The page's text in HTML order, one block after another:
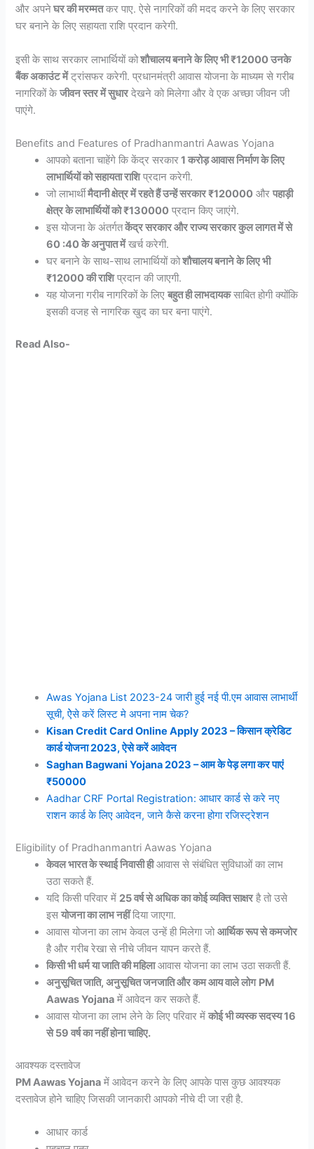
और अपनेघर की मरम्मतकर पाए. ऐसे नागरिकों की मदद करने के लिए सरकार
घर बनाने के लिए सहायता राशि प्रदान करेगी.
इसी के साथ सरकार लाभार्थियों कोशौचालय बनाने के लिए भी ₹12000 उनके
बैंक अकाउंट मेंट्रांसफर करेगी. प्रधानमंत्री आवास योजना के माध्यम से गरीब
नागरिकों केजीवन स्तर में सुधारदेखने को मिलेगा और वे एक अच्छा जीवन जी
पाएंगे.
Benefits and Features of Pradhanmantri Aawas Yojana
आपको बताना चाहेंगे कि केंद्र सरकार1 करोड़ आवास निर्माण के लिए
लाभार्थियों को सहायता राशिप्रदान करेगी.
जो लाभार्थीमैदानी क्षेत्र में रहते हैं उन्हें सरकार ₹120000 औरपहाड़ी
क्षेत्र के लाभार्थियों को ₹130000 प्रदान किए जाएंगे.
इस योजना के अंतर्गतकेंद्र सरकार और राज्य सरकार कुल लागत में से
60 :40 के अनुपात मेंखर्च करेगी.
घर बनाने के साथ-साथ लाभार्थियों कोशौचालय बनाने के लिए भी
₹12000 की राशिप्रदान की जाएगी.
यह योजना गरीब नागरिकों के लिएबहुत ही लाभदायकसाबित होगी क्योंकि
इसकी वजह से नागरिक खुद का घर बना पाएंगे.
Read Also-
Awas Yojana List 2023-24 जारी हुई नई पी.एम आवास लाभार्थी
सूची, ऐेसे करें लिस्ट मे अपना नाम चेक?
Kisan Credit Card Online Apply 2023 – किसान क्रेडिट
कार्ड योजना 2023, ऐसे करें आवेदन
Saghan Bagwani Yojana 2023 – आम के पेड़ लगा कर पाएं
₹50000
Aadhar CRF Portal Registration: आधार कार्ड से करे नए
राशन कार्ड के लिए आवेदन, जाने कैसे करना होगा रजिस्ट्रेशन
Eligibility of Pradhanmantri Aawas Yojana
केवल भारत के स्थाई निवासी हीआवास से संबंधित सुविधाओं का लाभ
उठा सकते हैं.
यदि किसी परिवार में 25 वर्ष से अधिक का कोई व्यक्ति साक्षरहै तो उसे
इसयोजना का लाभ नहींदिया जाएगा.
आवास योजना का लाभ केवल उन्हें ही मिलेगा जोआर्थिक रूप से कमजोर
है और गरीब रेखा से नीचे जीवन यापन करते हैं.
किसी भी धर्म या जाति की महिलाआवास योजना का लाभ उठा सकती हैं.
अनुसूचित जाति, अनुसूचित जनजाति और कम आय वाले लोग PM
Aawas Yojana में आवेदन कर सकते हैं.
आवास योजना का लाभ लेने के लिए परिवार मेंकोई भी व्यस्क सदस्य 16
से 59 वर्ष का नहीं होना चाहिए.
आवश्यक दस्तावेज
PM Aawas Yojana में आवेदन करने के लिए आपके पास कुछ आवश्यक
दस्तावेज होने चाहिए जिसकी जानकारी आपको नीचे दी जा रही है.
आधार कार्ड